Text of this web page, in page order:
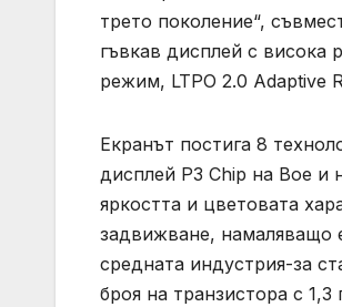
трето поколение“,
гъвкав дисплей с висока
режим, LTPO 2.0 Adaptive
Екранът постига 8
дисплей P3 Chip на Boe и
яркостта и цветовата
задвижване, намаляващо
средната индустрия-за
броя на транзистора с